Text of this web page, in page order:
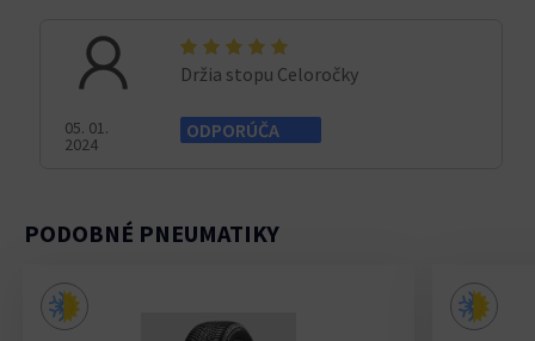
05. 01.
2024
Držia stopu Celoročky
ODPORÚČA
PODOBNÉ PNEUMATIKY